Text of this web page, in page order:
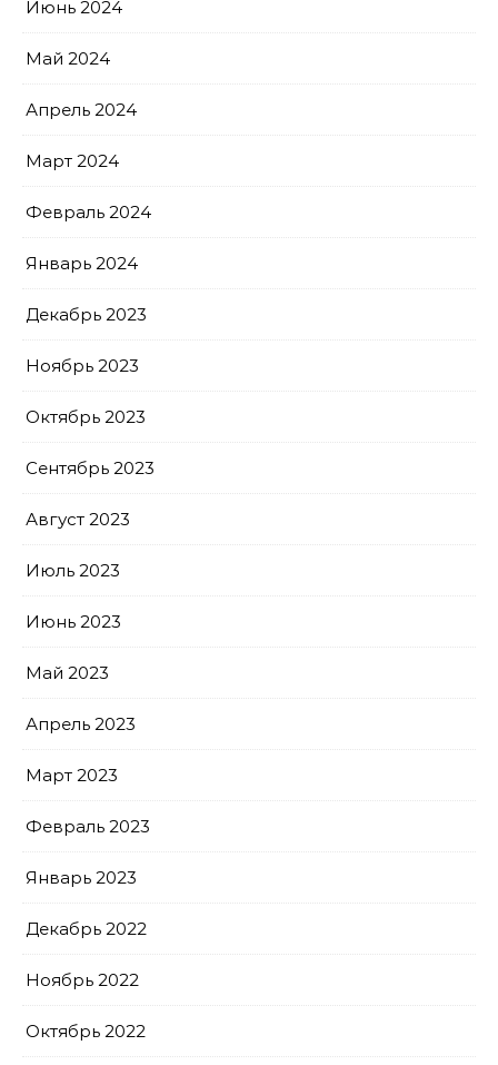
Июнь 2024
Май 2024
Апрель 2024
Март 2024
Февраль 2024
Январь 2024
Декабрь 2023
Ноябрь 2023
Октябрь 2023
Сентябрь 2023
Август 2023
Июль 2023
Июнь 2023
Май 2023
Апрель 2023
Март 2023
Февраль 2023
Январь 2023
Декабрь 2022
Ноябрь 2022
Октябрь 2022